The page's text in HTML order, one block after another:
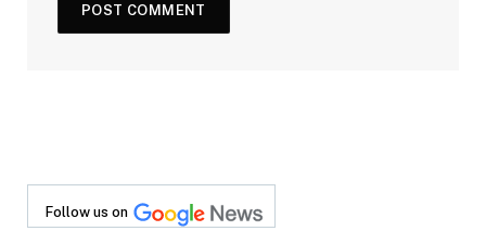
Follow us on